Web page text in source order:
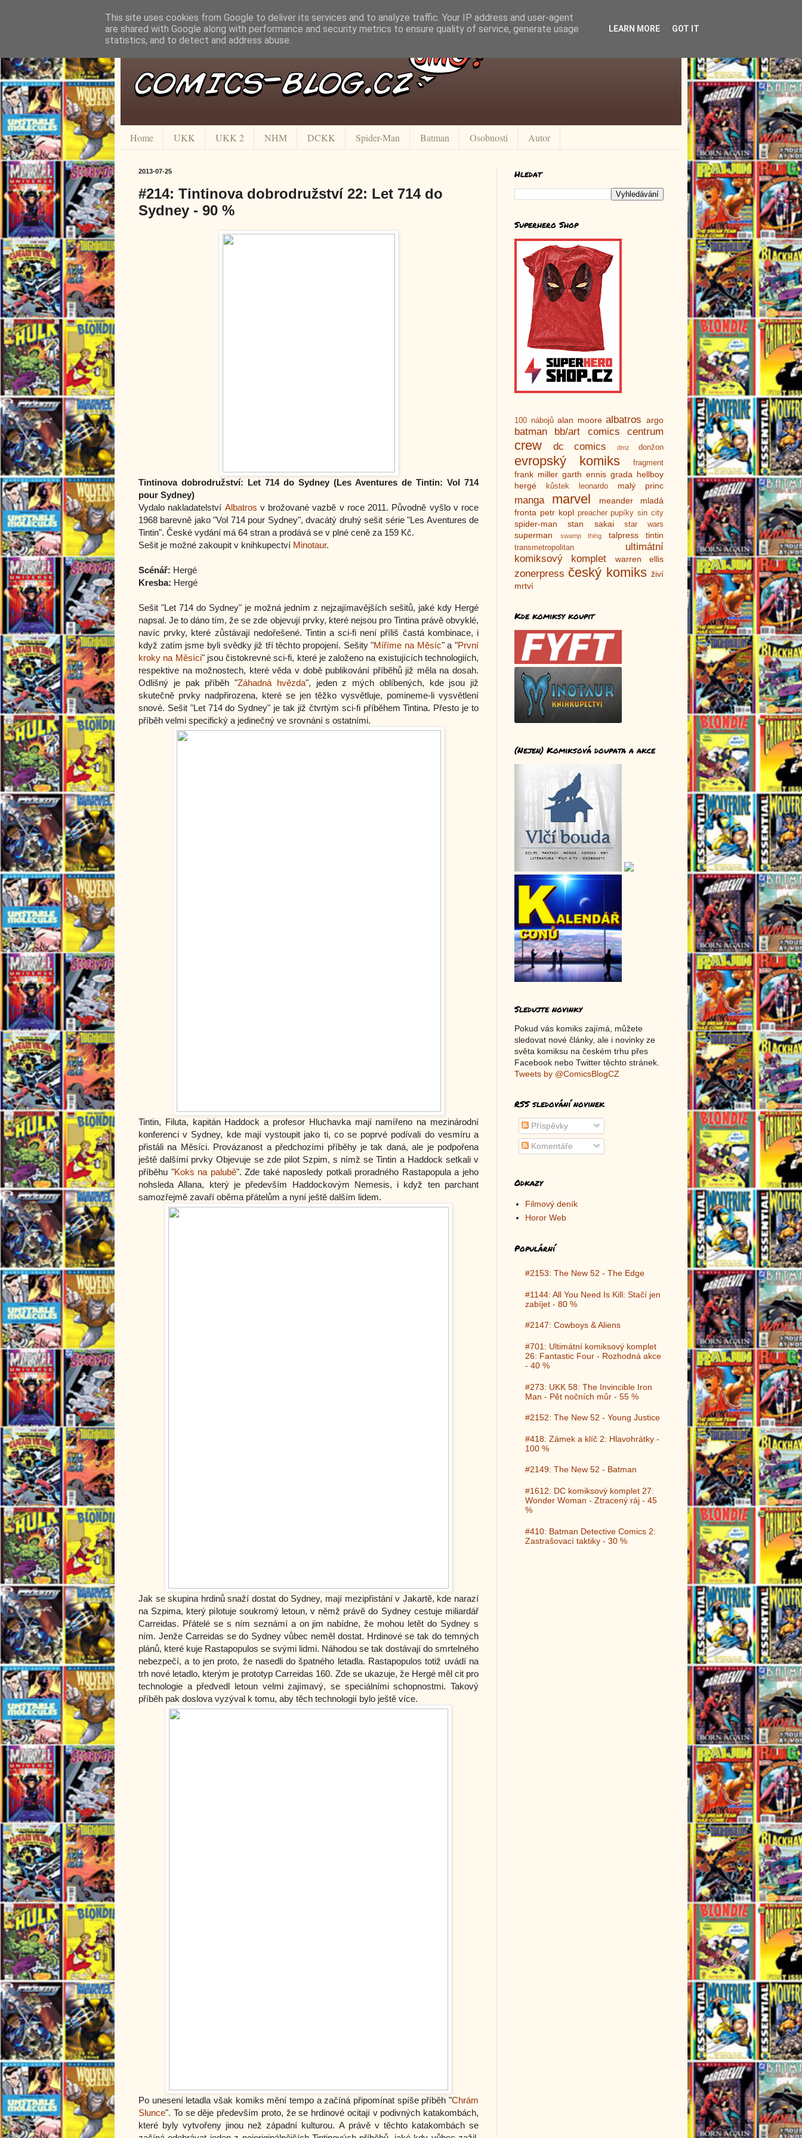
Home UKK UKK 2 NHM DCKK Spider-Man Batman Osobnosti Autor
2013-07-25
#214: Tintinova dobrodružství 22: Let 714 do
Sydney - 90 %
Tintinova dobrodružství: Let 714 do Sydney (Les Aventures de Tintin: Vol 714
pour Sydney)
Vydalo nakladatelství Albatros v brožované vazbě v roce 2011. Původně vyšlo v roce
1968 barevně jako "Vol 714 pour Sydney", dvacátý druhý sešit série "Les Aventures de
Tintin". České vydání má 64 stran a prodává se v plné ceně za 159 Kč.
Sešit je možné zakoupit v knihkupectví Minotaur.
Scénář: Hergé
Kresba: Hergé
Sešit "Let 714 do Sydney" je možná jedním z nejzajímavějších sešitů, jaké kdy Hergé
napsal. Je to dáno tím, že se zde objevují prvky, které nejsou pro Tintina právě obvyklé,
navíc prvky, které zůstávají nedořešené. Tintin a sci-fi není příliš častá kombinace, i
když zatím jsme byli svědky již tří těchto propojení. Sešity "Míříme na Měsíc" a "První
kroky na Měsíci" jsou čistokrevné sci-fi, které je založeno na existujících technologiích,
respektive na možnostech, které věda v době publikování příběhů již měla na dosah.
Odlišný je pak příběh "Záhadná hvězda", jeden z mých oblíbených, kde jsou již
skutečně prvky nadpřirozena, které se jen těžko vysvětluje, pomineme-li vysvětlení
snové. Sešit "Let 714 do Sydney" je tak již čtvrtým sci-fi příběhem Tintina. Přesto je to
příběh velmi specifický a jedinečný ve srovnání s ostatními.
Tintin, Filuta, kapitán Haddock a profesor Hluchavka mají namířeno na mezinárodní
konferenci v Sydney, kde mají vystoupit jako ti, co se poprvé podívali do vesmíru a
přistáli na Měsíci. Provázanost a předchozími příběhy je tak daná, ale je podpořena
ještě dalšími prvky Objevuje se zde pilot Szpim, s nímž se Tintin a Haddock setkali v
příběhu "Koks na palubě". Zde také naposledy potkali proradného Rastapopula a jeho
nohsleda Allana, který je především Haddockovým Nemesis, i když ten parchant
samozřejmě zavaří oběma přátelům a nyní ještě dalším lidem.
Jak se skupina hrdinů snaží dostat do Sydney, mají mezipřistání v Jakartě, kde narazí
na Szpima, který pilotuje soukromý letoun, v němž právě do Sydney cestuje miliardář
Carreidas. Přátelé se s ním seznámí a on jim nabídne, že mohou letět do Sydney s
ním. Jenže Carreidas se do Sydney vůbec neměl dostat. Hrdinové se tak do temných
plánů, které kuje Rastapopulos se svými lidmi. Náhodou se tak dostávají do smrtelného
nebezpečí, a to jen proto, že nasedli do špatného letadla. Rastapopulos totiž uvádí na
trh nové letadlo, kterým je prototyp Carreidas 160. Zde se ukazuje, že Hergé měl cit pro
technologie a předvedl letoun velmi zajímavý, se speciálními schopnostmi. Takový
příběh pak doslova vyzýval k tomu, aby těch technologií bylo ještě více.
Po unesení letadla však komiks mění tempo a začíná připomínat spíše příběh "Chrám
Slunce". To se děje především proto, že se hrdinové ocitají v podivných katakombách,
které byly vytvořeny jinou než západní kulturou. A právě v těchto katakombách se
Hledat
Superhero Shop
100 nábojů alan moore albatros argo
batman bb/art comics centrum
crew dc comics dmz donžon
evropský komiks fragment
frank miller garth ennis grada hellboy
hergé
kůstek leonardo malý princ
manga marvel meander
mladá
fronta petr kopl preacher pupíky sin city
spider-man stan sakai star wars
superman swamp thing talpress tintin
transmetropolitan
ultimátní
komiksový komplet
warren ellis
zonerpress český komiks živí
mrtví
Kde komiksy koupit
(Nejen) Komiksová doupata a akce
Sledujte novinky
Pokud vás komiks zajímá, můžete
sledovat nové články, ale i novinky ze
světa komiksu na českém trhu přes
Facebook nebo Twitter těchto stránek.
Tweets by @ComicsBlogCZ
RSS sledování novinek
Příspěvky
Komentáře
Odkazy
Filmový deník
Horor Web
Populární
#2153: The New 52 - The Edge
#1144: All You Need Is Kill: Stačí jen
zabíjet - 80 %
#2147: Cowboys & Aliens
#701: Ultimátní komiksový komplet
26: Fantastic Four - Rozhodná akce
- 40 %
#273: UKK 58: The Invincible Iron
Man - Pět nočních můr - 55 %
#2152: The New 52 - Young Justice
#418: Zámek a klíč 2: Hlavohrátky -
100 %
#2149: The New 52 - Batman
#1612: DC komiksový komplet 27:
Wonder Woman - Ztracený ráj - 45
%
#410: Batman Detective Comics 2:
Zastrašovací taktiky - 30 %
This site uses cookies from Google to deliver its services and to analyze traffic. Your IP address and user-agent
are shared with Google along with performance and security metrics to ensure quality of service, generate usage
statistics, and to detect and address abuse.
LEARN MORE GOT IT